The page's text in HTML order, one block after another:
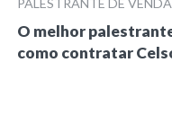
PALESTRANTE DE
O melhor
como contratar